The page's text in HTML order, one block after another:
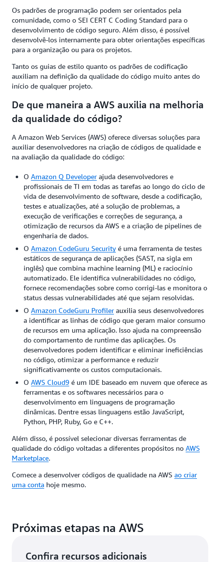
Os padrões de programação podem ser orientados pela
comunidade, como o SEI CERT C Coding Standard para o
desenvolvimento de código seguro. Além disso, é possível
desenvolvê-los internamente para obter orientações específicas
para a organização ou para os projetos.
Tanto os guias de estilo quanto os padrões de codificação
auxiliam na definição da qualidade do código muito antes do
início de qualquer projeto.
De que maneira a AWS auxilia na melhoria
da qualidade do código?
A Amazon Web Services (AWS) oferece diversas soluções para
auxiliar desenvolvedores na criação de códigos de qualidade e
na avaliação da qualidade do código:
O Amazon Q Developer ajuda desenvolvedores e
profissionais de TI em todas as tarefas ao longo do ciclo de
vida de desenvolvimento de software, desde a codificação,
testes e atualizações, até a solução de problemas, a
execução de verificações e correções de segurança, a
otimização de recursos da AWS e a criação de pipelines de
engenharia de dados.
O Amazon CodeGuru Security é uma ferramenta de testes
estáticos de segurança de aplicações (SAST, na sigla em
inglês) que combina machine learning (ML) e raciocínio
automatizado. Ele identifica vulnerabilidades no código,
fornece recomendações sobre como corrigi-las e monitora o
status dessas vulnerabilidades até que sejam resolvidas.
O Amazon CodeGuru Profiler auxilia seus desenvolvedores
a identificar as linhas de código que geram maior consumo
de recursos em uma aplicação. Isso ajuda na compreensão
do comportamento de runtime das aplicações. Os
desenvolvedores podem identificar e eliminar ineficiências
no código, otimizar a performance e reduzir
significativamente os custos computacionais.
O AWS Cloud9 é um IDE baseado em nuvem que oferece as
ferramentas e os softwares necessários para o
desenvolvimento em linguagens de programação
dinâmicas. Dentre essas linguagens estão JavaScript,
Python, PHP, Ruby, Go e C++.
Além disso, é possível selecionar diversas ferramentas de
qualidade do código voltadas a diferentes propósitos no AWS
Marketplace.
Comece a desenvolver códigos de qualidade na AWS ao criar
uma conta hoje mesmo.
Próximas etapas na AWS
Confira recursos adicionais